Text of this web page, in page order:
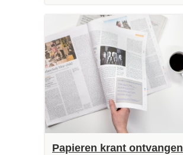
Papieren krant ontvangen